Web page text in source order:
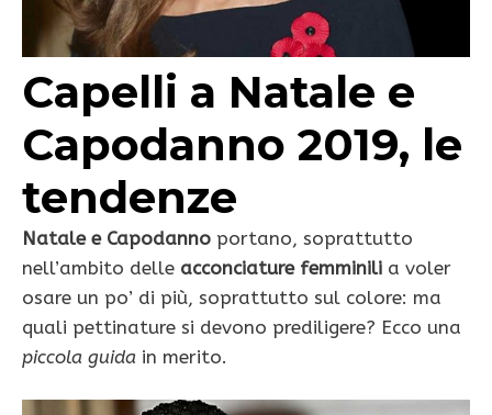
Capelli a Natale e
Capodanno 2019, le
tendenze
Natale e Capodanno portano, soprattutto
nell’ambito delle acconciature femminili a voler
osare un po’ di più, soprattutto sul colore: ma
quali pettinature si devono prediligere? Ecco una
piccola guida in merito.